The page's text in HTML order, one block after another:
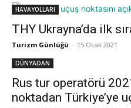
HAVAYOLLARI
THY Ukrayna’da ilk
Turizm Günlüğü - 15 Ocak 2021
DÜNYADAN
Rus tur operatörü
noktadan Türkiye’ye